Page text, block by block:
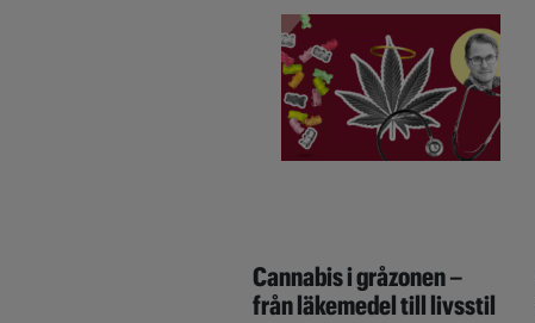
Cannabis i gråzonen –
från läkemedel till livsstil